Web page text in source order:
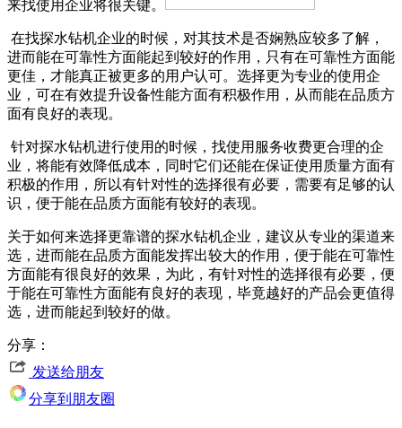
来找使用企业将很关键。
在找探水钻机企业的时候，对其技术是否娴熟应较多了解，
进而能在可靠性方面能起到较好的作用，只有在可靠性方面能
更佳，才能真正被更多的用户认可。选择更为专业的使用企
业，可在有效提升设备性能方面有积极作用，从而能在品质方
面有良好的表现。
针对探水钻机进行使用的时候，找使用服务收费更合理的企
业，将能有效降低成本，同时它们还能在保证使用质量方面有
积极的作用，所以有针对性的选择很有必要，需要有足够的认
识，便于能在品质方面能有较好的表现。
关于如何来选择更靠谱的探水钻机企业，建议从专业的渠道来
选，进而能在品质方面能发挥出较大的作用，便于能在可靠性
方面能有很良好的效果，为此，有针对性的选择很有必要，便
于能在可靠性方面能有良好的表现，毕竟越好的产品会更值得
选，进而能起到较好的做。
分享：
发送给朋友
分享到朋友圈